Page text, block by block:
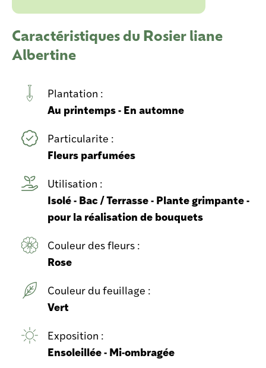
Caractéristiques du Rosier liane
Albertine
Plantation :
Au printemps - En automne
Particularite :
Fleurs parfumées
Utilisation :
Isolé - Bac / Terrasse - Plante grimpante -
pour la réalisation de bouquets
Couleur des fleurs :
Rose
Couleur du feuillage :
Vert
Exposition :
Ensoleillée - Mi-ombragée